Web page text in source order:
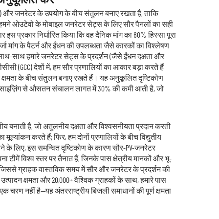
और जनरेटर के उपयोग के बीच संतुलन बनाए रखता है, ताकि
ओउटेवो के मोबाइल जनरेटर सेट्स के लिए सौर पैनलों का सही
प्रकार निर्धारित किया कि वह दैनिक मांग का 60% हिस्सा पूरा
मांग के पैटर्न और ईंधन की उपलब्धता जैसे कारकों का विश्लेषण
साथ हमारे जनरेटर सेट्स के प्रदर्शन (जैसे ईंधन दक्षता और
(GCC) देशों में, हम सौर प्रणालियों का आकार बड़ा करते हैं
क्षमता के बीच संतुलन बनाए रखते हैं। यह अनुकूलित दृष्टिकोण
साइज़िंग से औसतन संचालन लागत में 30% की कमी आती है, जो
बनाती है, जो अतुलनीय दक्षता और विश्वसनीयता प्रदान करती
करते हैं; फिर, हम दोनों प्रणालियों के बीच विद्युतीय
के लिए, इस समन्वित दृष्टिकोण के कारण सौर-PV-जनरेटर
टीमें विश्व स्तर पर तैनात हैं, जिनके पास क्षेत्रीय मानकों और भू-
जिससे ग्राहक वास्तविक समय में सौर और जनरेटर के प्रदर्शन की
क्षमता और 20,000+ वैश्विक ग्राहकों के साथ, हमारे पास
नहीं है—यह अंतरराष्ट्रीय बिजली समाधानों की पूर्ण क्षमता